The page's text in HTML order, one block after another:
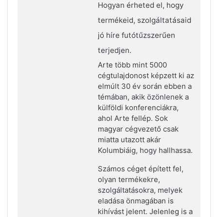
Hogyan érheted el, hogy
termékeid, szolgáltatásaid
jó híre futótűzszerűen
terjedjen.
Arte több mint 5000
cégtulajdonost képzett ki az
elmúlt 30 év során ebben a
témában, akik özönlenek a
külföldi konferenciákra,
ahol Arte fellép. Sok
magyar cégvezető csak
miatta utazott akár
Kolumbiáig, hogy hallhassa.
Számos céget épített fel,
olyan termékekre,
szolgáltatásokra, melyek
eladása önmagában is
kihívást jelent. Jelenleg is a